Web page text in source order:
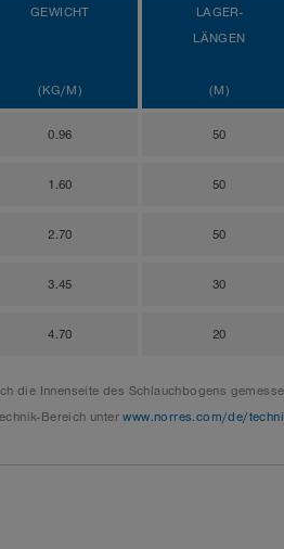
GEWICHT
(KG/M)
LAGER-
LÄNGEN
(M)
0.96 50
1.60 50
2.70 50
3.45 30
4.70 20
die Innenseite des Schlauchbogens
Bereich unterwww.norres.com/de/